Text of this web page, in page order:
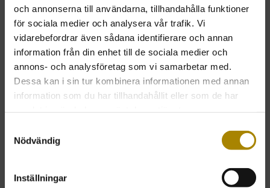
och annonserna till användarna, tillhandahålla funktioner
för sociala medier och analysera vår trafik. Vi
vidarebefordrar även sådana identifierare och annan
information från din enhet till de sociala medier och
annons- och analysföretag som vi samarbetar med.
Dessa kan i sin tur kombinera informationen med annan
information som du har tillhandahållit eller som de har
Nödvändig
Inställningar
Skånska Stearinljusfabriken